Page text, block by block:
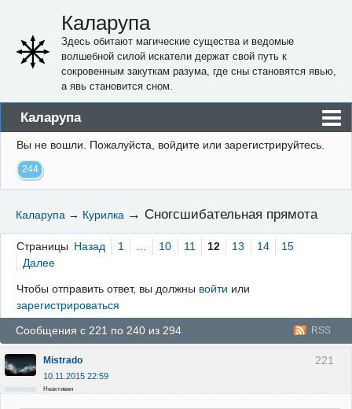
Каларупа
Здесь обитают магические существа и ведомые
волшебной силой искатели держат свой путь к
сокровенным закуткам разума, где сны становятся явью,
а явь становится сном.
Каларупа
Блог
Форум
Правила
Регистрация
Вход
Вы не вошли. Пожалуйста, войдите или зарегистрируйтесь.
244
Каларупа → Курилка → Сногсшибательная прямота
Страницы Назад 1 … 10 11 12 13 14
15
Далее
Чтобы отправить ответ, вы должны войти или
зарегистрироваться
RSS
Сообщения с 221 по 240 из 294
221
Mistrado
10.11.2015 22:59
Неактивен